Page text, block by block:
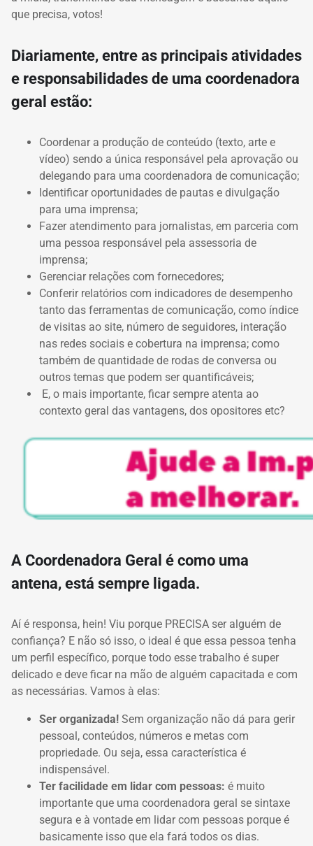
que precisa, votos!
Diariamente, entre as principais atividades
e responsabilidades de uma coordenadora
geral estão:
Coordenar a produção de conteúdo (texto, arte e
vídeo) sendo a única responsável pela aprovação ou
delegando para uma coordenadora de comunicação;
Identificar oportunidades de pautas e divulgação
para uma imprensa;
Fazer atendimento para jornalistas, em parceria com
uma pessoa responsável pela assessoria de
imprensa;
Gerenciar relações com fornecedores;
Conferir relatórios com indicadores de desempenho
tanto das ferramentas de comunicação, como índice
de visitas ao site, número de seguidores, interação
nas redes sociais e cobertura na imprensa; como
também de quantidade de rodas de conversa ou
outros temas que podem ser quantificáveis;
E, o mais importante, ficar sempre atenta ao
contexto geral das vantagens, dos opositores etc?
A Coordenadora Geral é como uma
antena, está sempre ligada.
Aí é responsa, hein! Viu porque PRECISA ser alguém de
confiança? E não só isso, o ideal é que essa pessoa tenha
um perfil específico, porque todo esse trabalho é super
delicado e deve ficar na mão de alguém capacitada e com
as necessárias. Vamos à elas:
Ser organizada! Sem organização não dá para gerir
pessoal, conteúdos, números e metas com
propriedade. Ou seja, essa característica é
indispensável.
Ter facilidade em lidar com pessoas: é muito
importante que uma coordenadora geral se sintaxe
segura e à vontade em lidar com pessoas porque é
basicamente isso que ela fará todos os dias.